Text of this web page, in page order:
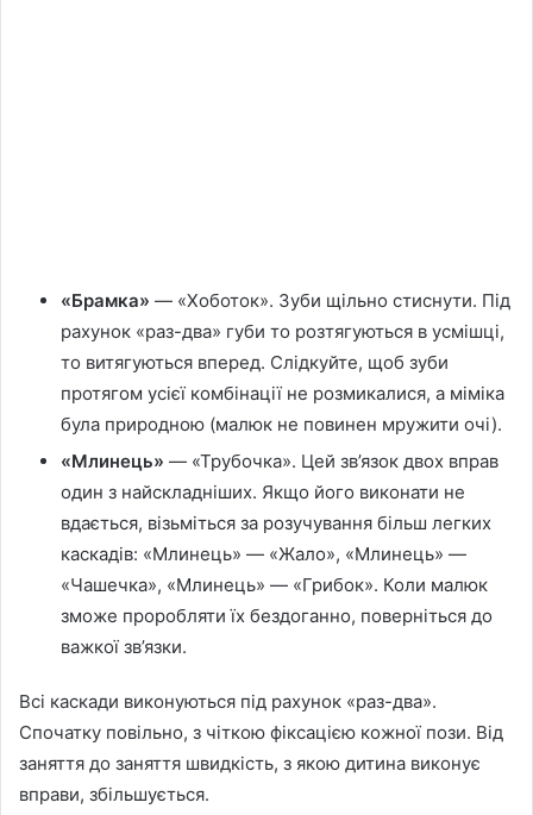
«Брамка» — «Хоботок». Зуби щільно стиснути. Під
рахунок «раз-два» губи то розтягуються в усмішці,
то витягуються вперед. Слідкуйте, щоб зуби
протягом усієї комбінації не розмикалися, а міміка
була природною (малюк не повинен мружити очі).
«Млинець» — «Трубочка». Цей зв’язок двох вправ
один з найскладніших. Якщо його виконати не
вдається, візьміться за розучування більш легких
каскадів: «Млинець» — «Жало», «Млинець» —
«Чашечка», «Млинець» — «Грибок». Коли малюк
зможе проробляти їх бездоганно, поверніться до
важкої зв’язки.
Всі каскади виконуються під рахунок «раз-два».
Cпочатку повільно, з чіткою фіксацією кожної пози. Від
заняття до заняття швидкість, з якою дитина виконує
вправи, збільшується.